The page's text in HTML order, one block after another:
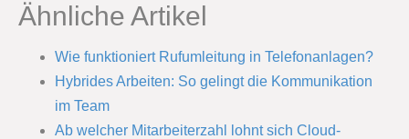
Ähnliche Artikel
Wie funktioniert Rufumleitung in Telefonanlagen?
Hybrides Arbeiten: So gelingt die Kommunikation
im Team
Ab welcher Mitarbeiterzahl lohnt sich Cloud-